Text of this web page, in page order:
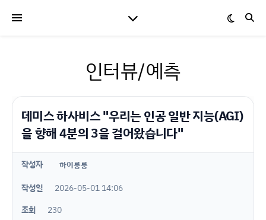
인터뷰/예측
데미스 하사비스 "우리는 인공 일반 지능(AGI)
을 향해 4분의 3을 걸어왔습니다"
작성자 하이룽룽
작성일
2026-05-01 14:06
조회
230